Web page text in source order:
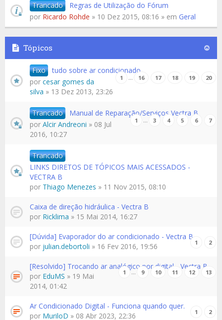
Trancado
Regras de Utilização do Fórum
por Ricardo Rohde » 10 Dez 2015, 08:16 » em Geral
Tópicos
Fixo tudo sobre ar condicionado
1 … 16 17 18 19 20
por cesar gomes da
silva » 13 Dez 2013, 23:26
Trancado Manual de Reparação/Serviços Vectra B
1 … 3 4 5 6 7
por Alcir Andreoni » 08 Jul
2016, 10:27
Trancado
LINKS DIRETOS DE TÓPICOS MAIS ACESSADOS -
VECTRA B
por Thiago Menezes » 11 Nov 2015, 08:10
Caixa de direção hidráulica - Vectra B
por Ricklima » 15 Mai 2014, 16:27
[Dúvida] Evaporador do ar condicionado - Vectra B
1 2
por julian.debortoli » 16 Fev 2016, 19:56
[Resolvido] Trocando ar analógico por digital - Vectra B
1 … 9 10 11 12 13
por EduMS » 19 Mai
2014, 01:42
Ar Condicionado Digital - Funciona quando quer.
1 2
por MuriloD » 08 Abr 2023, 22:36